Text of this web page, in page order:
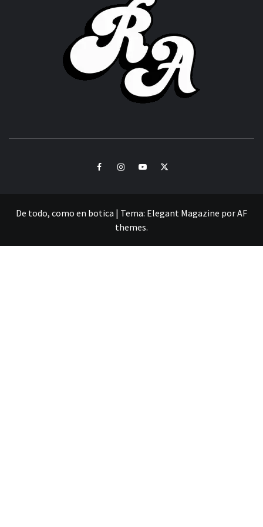
FacebookInstagramYoutubeTwitter
De todo, como en botica | Tema: Elegant Magazine porAF
themes.